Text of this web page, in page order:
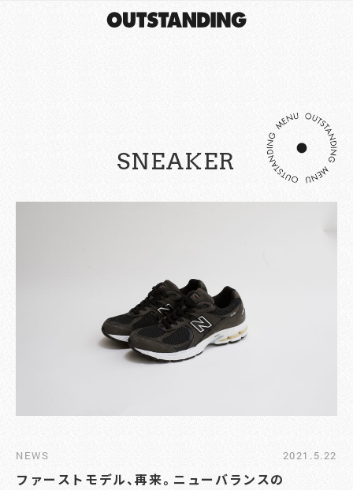
SNEAKER
NEWS 2021.5.22
ファーストモデル、再来。ニューバランスの